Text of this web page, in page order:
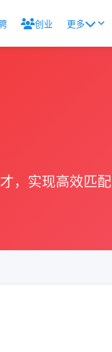
创业 更多
，实现高效匹配